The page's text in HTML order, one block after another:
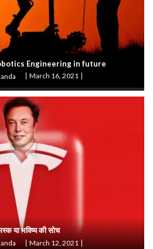
Engineering in future
March 16, 2021
या भविष्य की सोच
March 12, 2021